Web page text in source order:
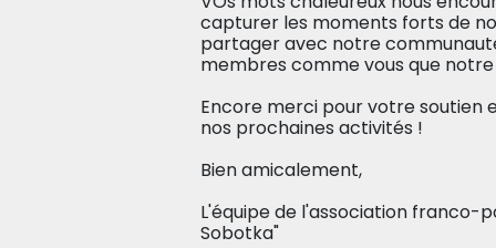
capturer les moments forts de
partager avec notre
membres comme vous que
Encore merci pour votre soutien
nos prochaines activités !
Bien amicalement,
L'équipe de l'association franco-
Sobotka"